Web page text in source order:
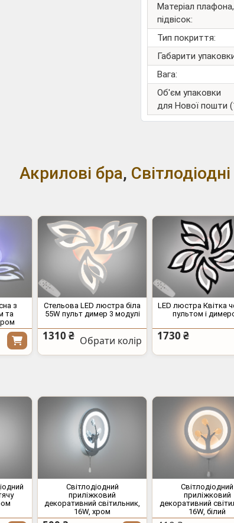
Матеріал плафона,
підвісок:
Тип покриття:
Габарити
Вага:
Об'єм упаковки
для Нової пошти
Акрилові бра,
з
та
Стельова LED люстра біла
55W пульт димер 3 модулі
1310 ₴ Обрати колір
LED люстра Квітка
пультом і
1730 ₴
Світлодіодний
приліжковий
декоративний світильник,
16W, хром
Світлодіодний
приліжковий
декоративний
16W, білий